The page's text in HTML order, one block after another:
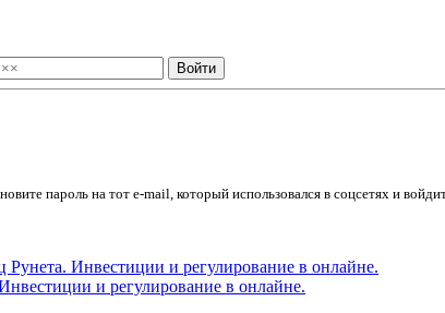
пароль на тот e-mail, который использовался в соцсетях и
и регулирование в онлайне.